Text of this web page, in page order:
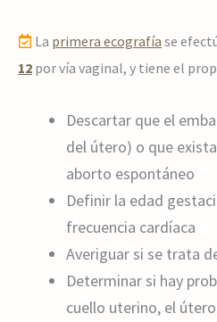
La primera ecografía se
12 por vía vaginal, y tiene el
Descartar que el
del útero) o que
aborto espontáneo
Definir la edad
frecuencia cardíaca
Averiguar si se trata
Determinar si hay
cuello uterino, el